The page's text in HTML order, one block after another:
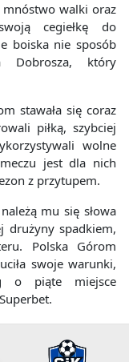
mnóstwo walki oraz
cegiełkę do
boiska nie sposób
Dobrosza, który
stawała się coraz
piłką, szybciej
wolne
jest dla nich
z przytupem.
mu się słowa
drużyny spadkiem,
Polska Górom
swoje warunki,
o piąte miejsce